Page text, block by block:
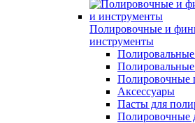
Полировочные и
инструменты
Полировочные
Аксессуары
Пасты для
Полировочные